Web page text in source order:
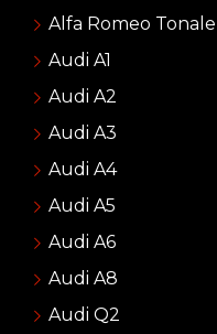
Alfa Romeo Tonale
Audi A1
Audi A2
Audi A3
Audi A4
Audi A5
Audi A6
Audi A8
Audi Q2